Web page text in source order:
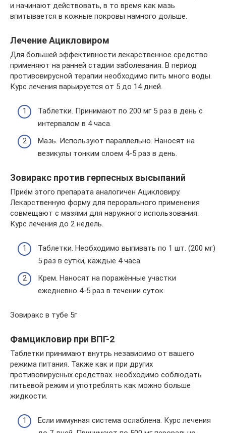
и начинают действовать, в то время как мазь
впитывается в кожные покровы намного дольше.
Лечение Ацикловиром
Для большей эффективности лекарственное средство
применяют на ранней стадии заболевания. В период
противовирусной терапии необходимо пить много воды.
Курс лечения варьируется от 5 до 14 дней.
Таблетки. Принимают по 200 мг 5 раз в день с
интервалом в 4 часа.
Мазь. Используют параллельно. Наносят на
везикулы тонким слоем 4-5 раз в день.
Зовиракс против герпесных высыпаний
Приём этого препарата аналогичен Ацикловиру.
Лекарственную форму для перорального применения
совмещают с мазями для наружного использования.
Курс лечения до 2 недель.
Таблетки. Необходимо выпивать по 1 шт. (200 мг)
5 раз в сутки, каждые 4 часа.
Крем. Наносят на поражённые участки
ежедневно 4-5 раз в течении суток.
Зовиракс в тубе 5г
Фамцикловир при ВПГ-2
Таблетки принимают внутрь независимо от вашего
режима питания. Также как и при других
противовирусных средствах. необходимо соблюдать
питьевой режим и употреблять как можно больше
жидкости.
Если иммунная система ослаблена. Курс лечения